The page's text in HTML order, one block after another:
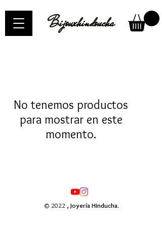
Bijouxhindoucha
No tenemos productos
para mostrar en este
momento.
© 2022 , Joyería Hinducha.